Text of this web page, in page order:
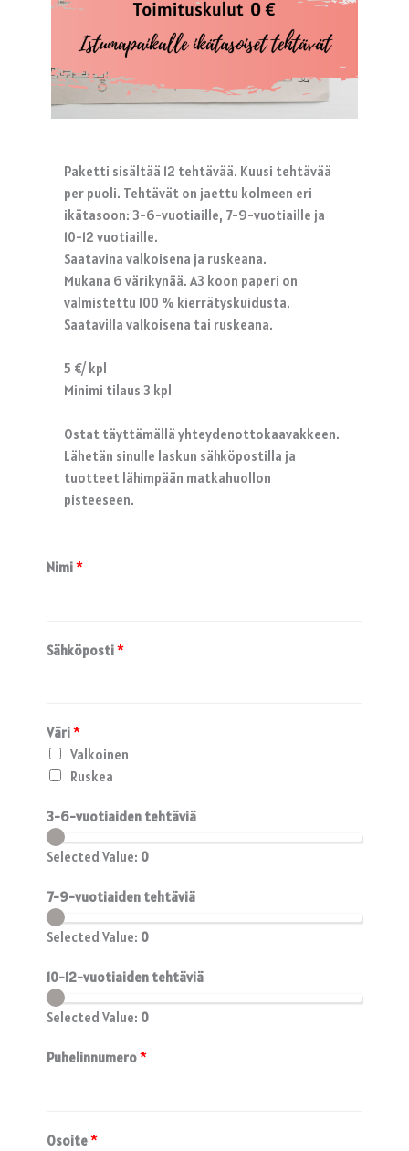
Paketti sisältää 12 tehtävää. Kuusi tehtävää
per puoli. Tehtävät on jaettu kolmeen eri
ikätasoon: 3-6-vuotiaille, 7-9-vuotiaille ja
10-12 vuotiaille.
Saatavina valkoisena ja ruskeana.
Mukana 6 värikynää. A3 koon paperi on
valmistettu 100 % kierrätyskuidusta.
Saatavilla valkoisena tai ruskeana.
5 €/ kpl
Minimi tilaus 3 kpl
Ostat täyttämällä yhteydenottokaavakkeen.
Lähetän sinulle laskun sähköpostilla ja
tuotteet lähimpään matkahuollon
pisteeseen.
Nimi*
Sähköposti*
Väri*
Valkoinen
Ruskea
3-6-vuotiaiden tehtäviä
Selected Value: 0
7-9-vuotiaiden tehtäviä
Selected Value: 0
10-12-vuotiaiden tehtäviä
Selected Value: 0
Puhelinnumero*
Osoite*